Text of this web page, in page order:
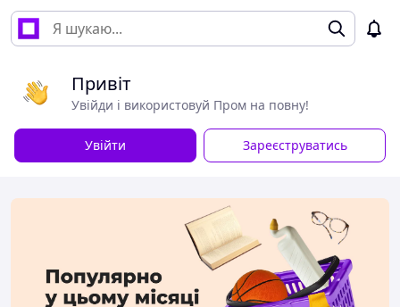
Привіт
Увійди і використовуй Пром на повну!
Увійти Зареєструватись